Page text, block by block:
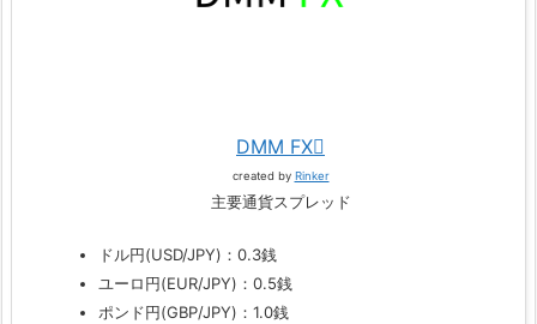
DMM FX
created by Rinker
主要通貨スプレッド
ドル円(USD/JPY)：0.3銭
ユーロ円(EUR/JPY)：0.5銭
ポンド円(GBP/JPY)：1.0銭